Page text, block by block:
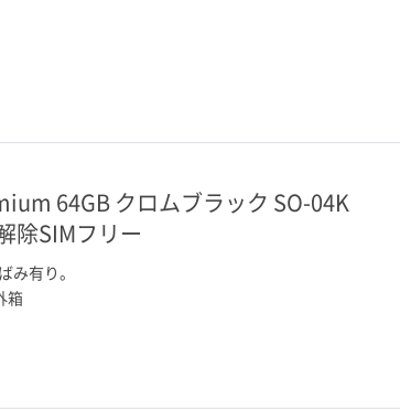
64GB クロムブラック SO-04K
除SIMフリー
み有り。
箱